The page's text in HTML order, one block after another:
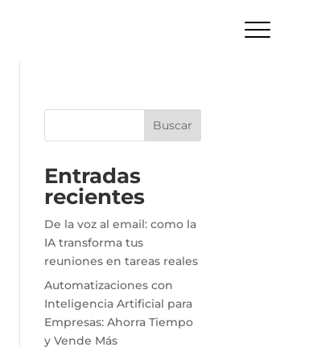
Buscar
Entradas
recientes
De la voz al email: como la
IA transforma tus
reuniones en tareas reales
Automatizaciones con
Inteligencia Artificial para
Empresas: Ahorra Tiempo
y Vende Más